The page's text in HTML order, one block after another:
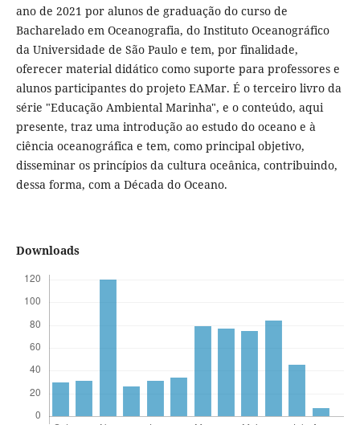
ano de 2021 por alunos de graduação do curso de
Bacharelado em Oceanografia, do Instituto Oceanográfico
da Universidade de São Paulo e tem, por finalidade,
oferecer material didático como suporte para professores e
alunos participantes do projeto EAMar. É o terceiro livro da
série "Educação Ambiental Marinha", e o conteúdo, aqui
presente, traz uma introdução ao estudo do oceano e à
ciência oceanográfica e tem, como principal objetivo,
disseminar os princípios da cultura oceânica, contribuindo,
dessa forma, com a Década do Oceano.
Downloads